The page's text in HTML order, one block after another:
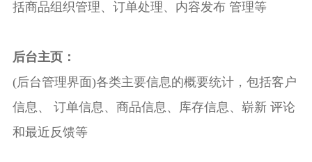
括商品组织管理、订单处理、内容发布 管理等
后台主页：
(后台管理界面)各类主要信息的概要统计，包括客户
信息、 订单信息、商品信息、库存信息、崭新 评论
和最近反馈等